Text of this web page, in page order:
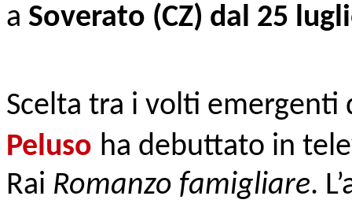
a Soverato (CZ) dal 25
Scelta tra i volti
Peluso ha debuttato in
Rai Romanzo famigliare.